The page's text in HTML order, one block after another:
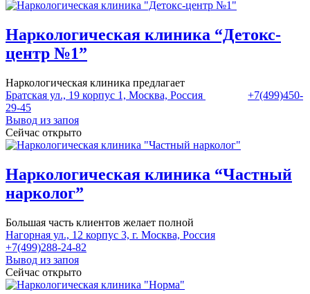
Наркологическая клиника “Детокс-
центр №1”
Наркологическая клиника предлагает
Братская ул., 19 корпус 1, Москва, Россия
+7(499)450-
29-45
Вывод из запоя
Сейчас открыто
Наркологическая клиника “Частный
нарколог”
Большая часть клиентов желает полной
Нагорная ул., 12 корпус 3, г. Москва, Россия
+7(499)288-24-82
Вывод из запоя
Сейчас открыто